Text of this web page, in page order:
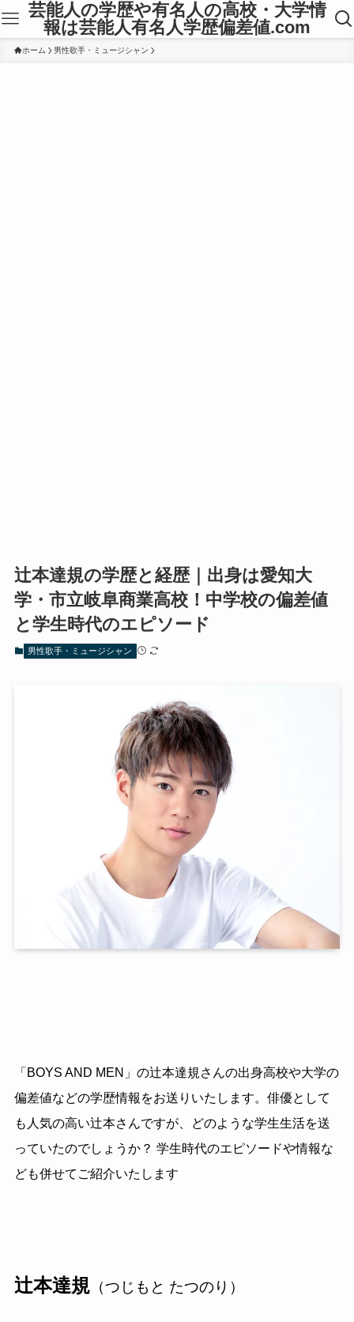
芸能人の学歴や有名人の高校・大学情
報は芸能人有名人学歴偏差値.com
ホーム 男性歌手・ミュージシャン
辻本達規の学歴と経歴｜出身は愛知大
学・市立岐阜商業高校！中学校の偏差値
と学生時代のエピソード
男性歌手・ミュージシャン
「BOYS AND MEN」の辻本達規さんの出身高校や大学の
偏差値などの学歴情報をお送りいたします。俳優として
も人気の高い辻本さんですが、どのような学生生活を送
っていたのでしょうか？ 学生時代のエピソードや情報な
ども併せてご紹介いたします
辻本達規（つじもと たつのり）